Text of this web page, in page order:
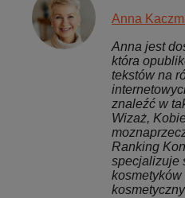
Anna
Anna jest
która
tekstów na
znaleźć w
Wizaż,
Ranking
specjalizuje